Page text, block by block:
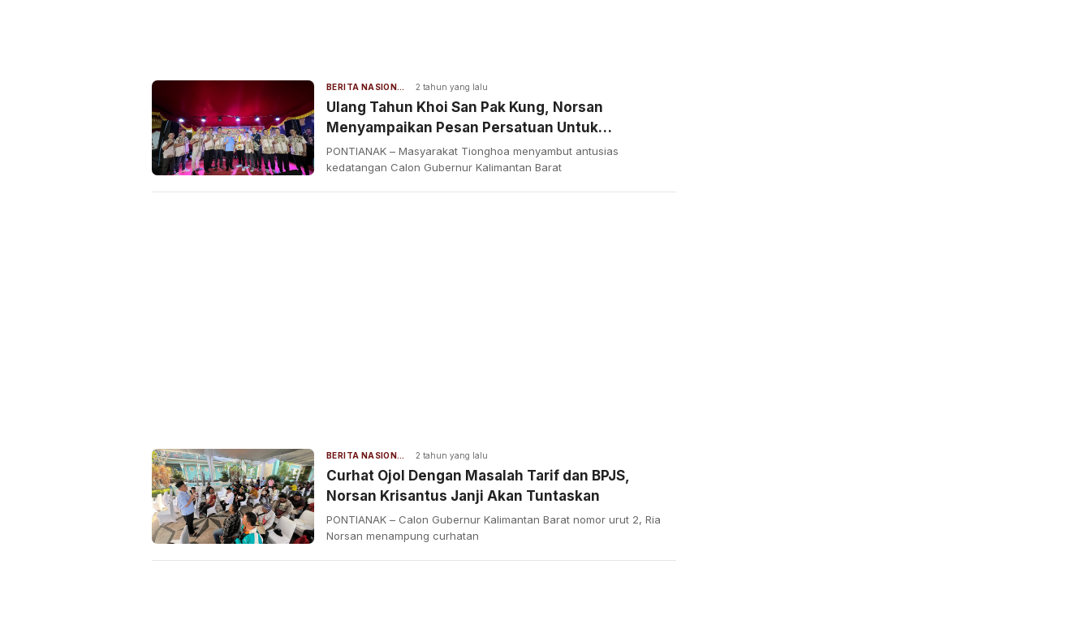
BERITA NASIONAL 2 tahun yang lalu
Ulang Tahun Khoi San Pak Kung, Norsan
Menyampaikan Pesan Persatuan Untuk
Membangun Kota Pontianak
PONTIANAK – Masyarakat Tionghoa menyambut antusias
kedatangan Calon Gubernur Kalimantan Barat
BERITA NASIONAL 2 tahun yang lalu
Curhat Ojol Dengan Masalah Tarif dan BPJS,
Norsan Krisantus Janji Akan Tuntaskan
PONTIANAK – Calon Gubernur Kalimantan Barat nomor urut 2, Ria
Norsan menampung curhatan